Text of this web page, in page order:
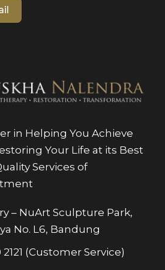
in Helping You Achieve
Your Life at its Best
Services of
– NuArt Sculpture Park,
No. L6, Bandung
(Customer Service)